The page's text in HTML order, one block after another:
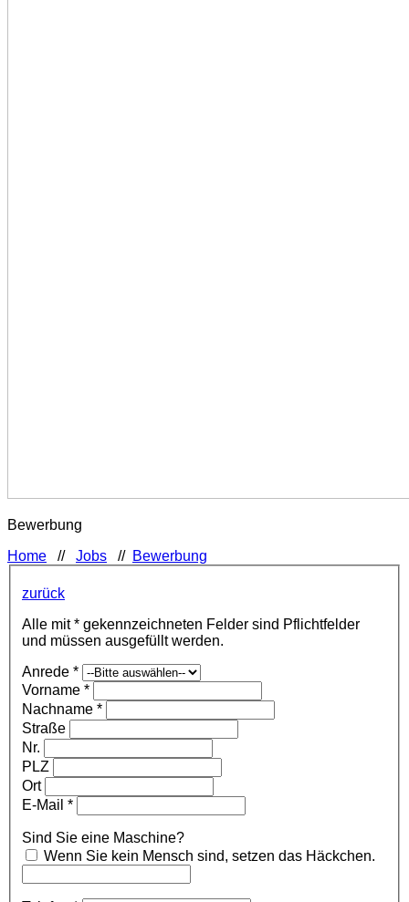
Bewerbung
Home // Jobs // Bewerbung
zurück
Alle mit * gekennzeichneten Felder sind Pflichtfelder
und müssen ausgefüllt werden.
Anrede *
Vorname *
Nachname *
Straße
Nr.
PLZ
Ort
E-Mail *
Sind Sie eine Maschine?
Wenn Sie kein Mensch sind, setzen das Häckchen.